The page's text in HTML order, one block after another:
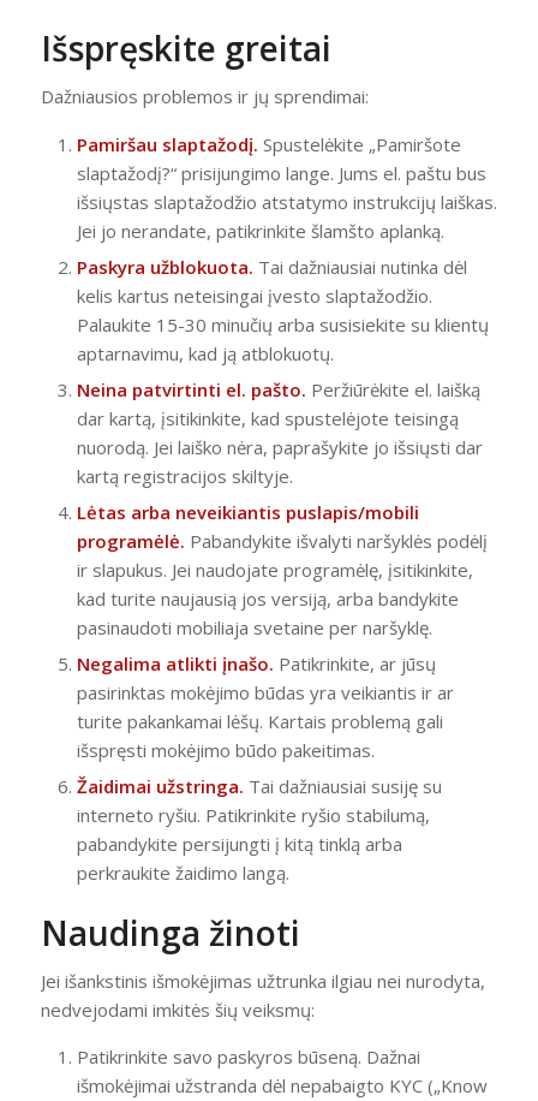
Išspręskite greitai
Dažniausios problemos ir jų sprendimai:
Pamiršau slaptažodį. Spustelėkite „Pamiršote
slaptažodį?“ prisijungimo lange. Jums el. paštu bus
išsiųstas slaptažodžio atstatymo instrukcijų laiškas.
Jei jo nerandate, patikrinkite šlamšto aplanką.
Paskyra užblokuota. Tai dažniausiai nutinka dėl
kelis kartus neteisingai įvesto slaptažodžio.
Palaukite 15-30 minučių arba susisiekite su klientų
aptarnavimu, kad ją atblokuotų.
Neina patvirtinti el. pašto. Peržiūrėkite el. laišką
dar kartą, įsitikinkite, kad spustelėjote teisingą
nuorodą. Jei laiško nėra, paprašykite jo išsiųsti dar
kartą registracijos skiltyje.
Lėtas arba neveikiantis puslapis/mobili
programėlė. Pabandykite išvalyti naršyklės podėlį
ir slapukus. Jei naudojate programėlę, įsitikinkite,
kad turite naujausią jos versiją, arba bandykite
pasinaudoti mobiliaja svetaine per naršyklę.
Negalima atlikti įnašo. Patikrinkite, ar jūsų
pasirinktas mokėjimo būdas yra veikiantis ir ar
turite pakankamai lėšų. Kartais problemą gali
išspręsti mokėjimo būdo pakeitimas.
Žaidimai užstringa. Tai dažniausiai susiję su
interneto ryšiu. Patikrinkite ryšio stabilumą,
pabandykite persijungti į kitą tinklą arba
perkraukite žaidimo langą.
Naudinga žinoti
Jei išankstinis išmokėjimas užtrunka ilgiau nei nurodyta,
nedvejodami imkitės šių veiksmų:
Patikrinkite savo paskyros būseną. Dažnai
išmokėjimai užstranda dėl nepabaigto KYC („Know